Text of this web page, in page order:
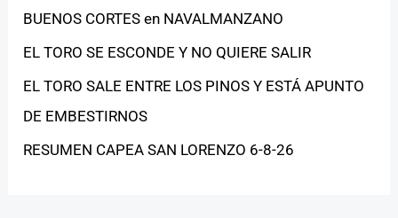
BUENOS CORTES en NAVALMANZANO
EL TORO SE ESCONDE Y NO QUIERE SALIR
EL TORO SALE ENTRE LOS PINOS Y ESTÁ APUNTO
DE EMBESTIRNOS
RESUMEN CAPEA SAN LORENZO 6-8-26